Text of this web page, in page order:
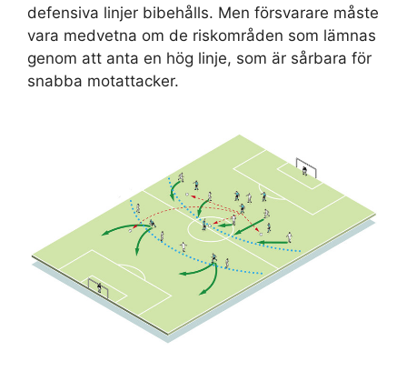
defensiva linjer bibehålls. Men försvarare måste
vara medvetna om de riskområden som lämnas
genom att anta en hög linje, som är sårbara för
snabba motattacker.